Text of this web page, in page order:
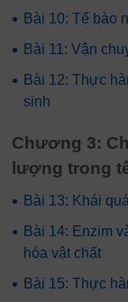
• Bài 10: Tế bào
• Bài 11: Vận
• Bài 12: Thực
sinh
Chương 3:
lượng trong
• Bài 13: Khái
• Bài 14: Enzim
hóa vật chất
• Bài 15: Thực